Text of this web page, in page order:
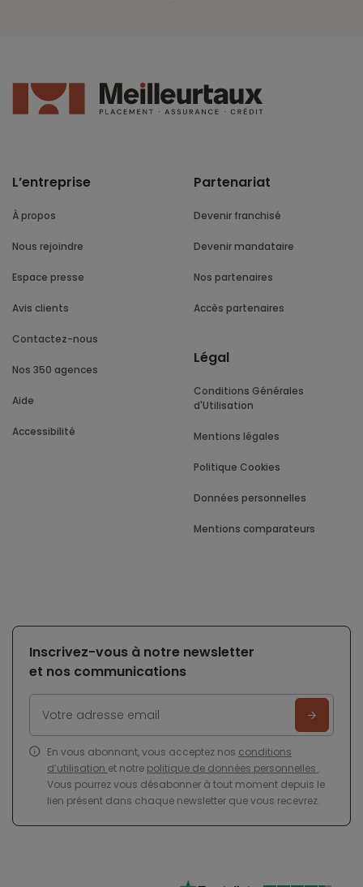
L’entreprise
À propos
Nous rejoindre
Espace presse
Avis clients
Contactez-nous
Nos 350 agences
Aide
Accessibilité
Partenariat
Devenir franchisé
Devenir mandataire
Nos partenaires
Accès partenaires
Légal
Conditions Générales
d'Utilisation
Mentions légales
Politique Cookies
Données personnelles
Mentions comparateurs
Inscrivez-vous à notre newsletter
et nos communications
En vous abonnant, vous acceptez nos conditions
d’utilisation et notre politique de données personnelles .
Vous pourrez vous désabonner à tout moment depuis le
lien présent dans chaque newsletter que vous recevrez.